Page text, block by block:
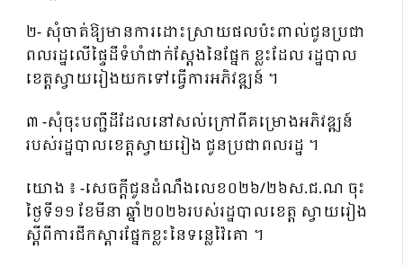
២- សុំចាត់ឱ្យមានការដោះស្រាយផលប៉ះពាល់ជូនប្រជា
ពលរដ្ឋលើផ្ទៃដីទំហំជាក់ស្តែងនៃផ្នែក ខ្លះដែល រដ្ឋបាល
ខេត្តស្វាយរៀងយកទៅធ្វើការអភិវឌ្ឍន៍ ។
៣ -សុំចុះបញ្ជីដីដែលនៅសល់ក្រៅពីគម្រោងអភិវឌ្ឍន៍
របស់រដ្ឋបាលខេត្តស្វាយរៀង ជូនប្រជាពលរដ្ឋ ។
យោង ៖ -សេចក្តីជូនដំណឹងលេខ០២៦/២៦ស.ជ.ណ ចុះ
ថ្ងៃទី១១ ខែមីនា ឆ្នាំ២០២៦របស់រដ្ឋបាលខេត្ត ស្វាយរៀង
ស្តីពីការជីកស្តារផ្នែកខ្លះនៃទន្លេវ៉ៃគោ ។